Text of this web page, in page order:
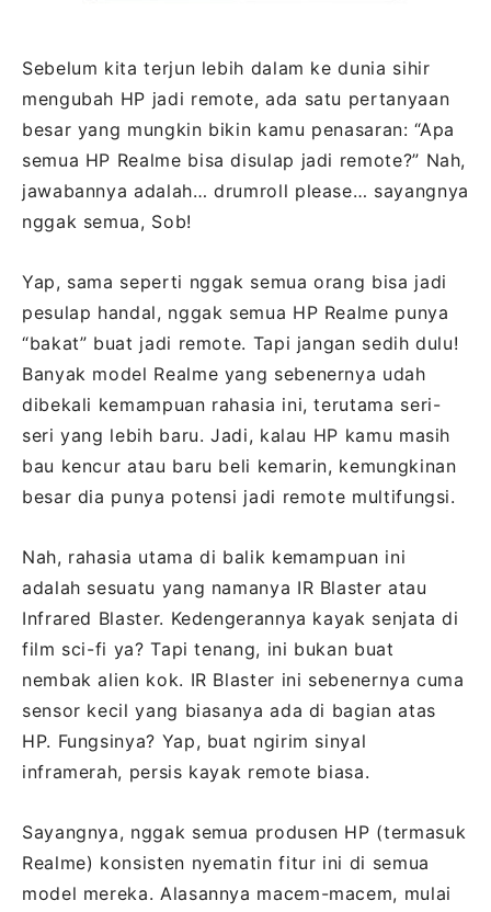
Sebelum kita terjun lebih dalam ke dunia sihir
mengubah HP jadi remote, ada satu pertanyaan
besar yang mungkin bikin kamu penasaran: “Apa
semua HP Realme bisa disulap jadi remote?” Nah,
jawabannya adalah… drumroll please… sayangnya
nggak semua, Sob!
Yap, sama seperti nggak semua orang bisa jadi
pesulap handal, nggak semua HP Realme punya
“bakat” buat jadi remote. Tapi jangan sedih dulu!
Banyak model Realme yang sebenernya udah
dibekali kemampuan rahasia ini, terutama seri-
seri yang lebih baru. Jadi, kalau HP kamu masih
bau kencur atau baru beli kemarin, kemungkinan
besar dia punya potensi jadi remote multifungsi.
Nah, rahasia utama di balik kemampuan ini
adalah sesuatu yang namanya IR Blaster atau
Infrared Blaster. Kedengerannya kayak senjata di
film sci-fi ya? Tapi tenang, ini bukan buat
nembak alien kok. IR Blaster ini sebenernya cuma
sensor kecil yang biasanya ada di bagian atas
HP. Fungsinya? Yap, buat ngirim sinyal
inframerah, persis kayak remote biasa.
Sayangnya, nggak semua produsen HP (termasuk
Realme) konsisten nyematin fitur ini di semua
model mereka. Alasannya macem-macem, mulai